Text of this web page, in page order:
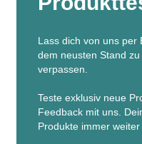
Lass dich von uns per
dem neusten Stand
verpassen.
Teste exklusiv neue
Feedback mit uns.
Produkte immer weiter